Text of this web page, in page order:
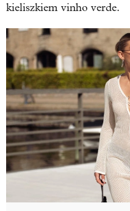
kieliszkiem vinho verde.